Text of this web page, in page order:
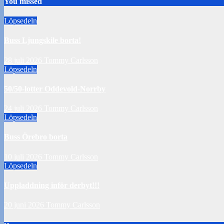
Löpsedeln
Löpsedeln
Löpsedeln
Löpsedeln